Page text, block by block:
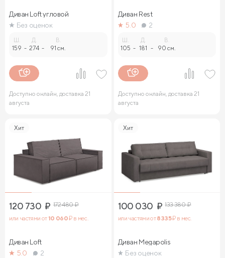
Диван Loft угловой
Без оценок
159 -
Д.
274 -
В.
91 см.
Доступно онлайн, доставка 21
августа
Диван Rest
5.0
2
105 -
Д.
181 -
В.
90 см.
Доступно онлайн, доставка 21
августа
Хит
120 730 ₽ 172 480₽
или частями от10 060₽ в мес.
Диван Loft
5.0
2
Хит
100 030 ₽ 133 380₽
или частями от8 335₽ в мес.
Диван Megapolis
Без оценок